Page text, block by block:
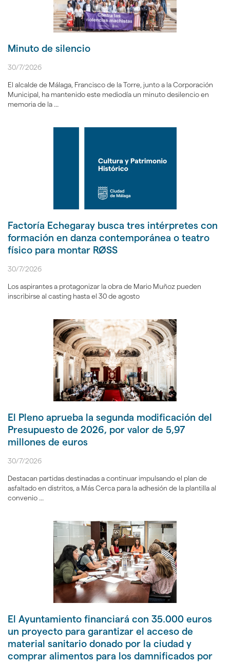
Minuto de silencio
30/7/2026
El alcalde de Málaga, Francisco de la Torre, junto a la Corporación
Municipal, ha mantenido este mediodía un minuto desilencio en
memoria de la ...
Factoría Echegaray busca tres intérpretes con
formación en danza contemporánea o teatro
físico para montar RØSS
30/7/2026
Los aspirantes a protagonizar la obra de Mario Muñoz pueden
inscribirse al casting hasta el 30 de agosto
El Pleno aprueba la segunda modificación del
Presupuesto de 2026, por valor de 5,97
millones de euros
30/7/2026
Destacan partidas destinadas a continuar impulsando el plan de
asfaltado en distritos, a Más Cerca para la adhesión de la plantilla al
convenio ...
El Ayuntamiento financiará con 35.000 euros
un proyecto para garantizar el acceso de
material sanitario donado por la ciudad y
comprar alimentos para los damnificados por